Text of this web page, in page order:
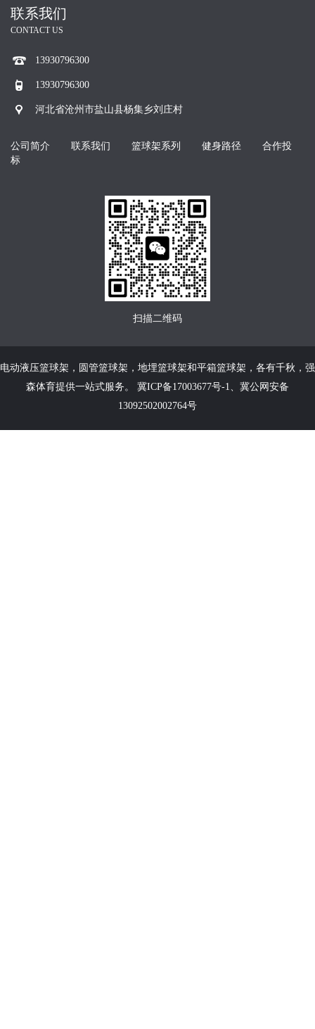
联系我们
CONTACT US
13930796300
13930796300
河北省沧州市盐山县杨集乡刘庄村
公司简介 联系我们 篮球架系列 健身路径
合作投
标
扫描二维码
电动液压篮球架 ， 圆管篮球架 ， 地埋篮球架和平箱篮球架 ，各有千秋，强
森体育提供一站式服务。 冀ICP备17003677号-1
冀公网安备
13092502002764号